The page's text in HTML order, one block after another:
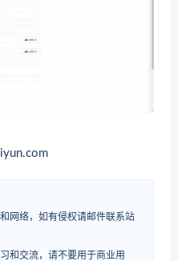
网络，如有侵权请邮件联系站
和交流，请不要用于商业用